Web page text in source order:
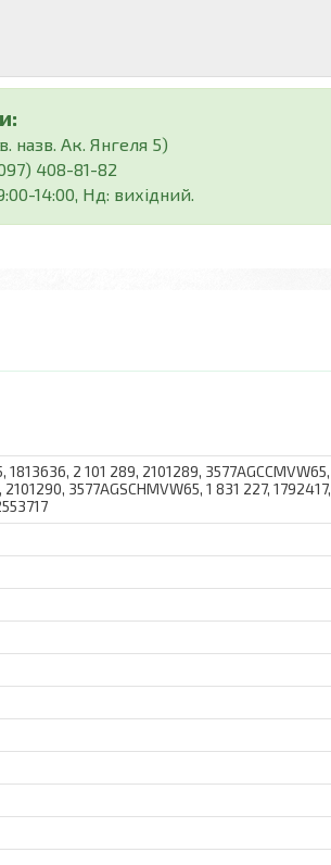
назв. Ак. Янгеля 5)
408-81-82
14:00, Нд: вихідний.
1813636, 2 101 289, 2101289, 3577AGCCMVW65,
3577AGSCHMVW65, 1 831 227, 1792417,